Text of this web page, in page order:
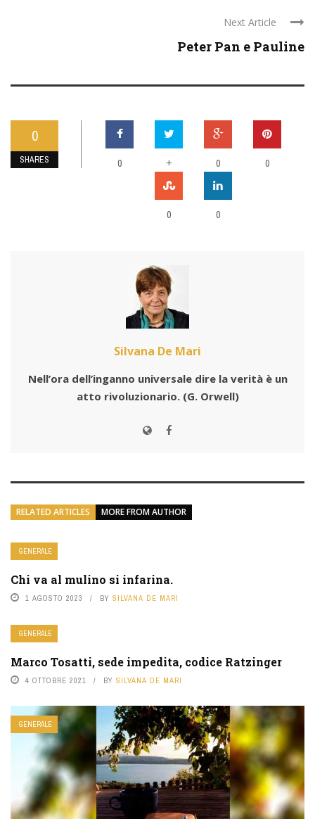
Next Article
Peter Pan e Pauline
0
SHARES 0 + 0 0
0 0
Silvana De Mari
Nell’ora dell’inganno universale dire la verità è un
atto rivoluzionario. (G. Orwell)
RELATED ARTICLES MORE FROM AUTHOR
GENERALE
Chi va al mulino si infarina.
1 AGOSTO 2023 BY SILVANA DE MARI
GENERALE
Marco Tosatti, sede impedita, codice Ratzinger
4 OTTOBRE 2021 BY SILVANA DE MARI
GENERALE